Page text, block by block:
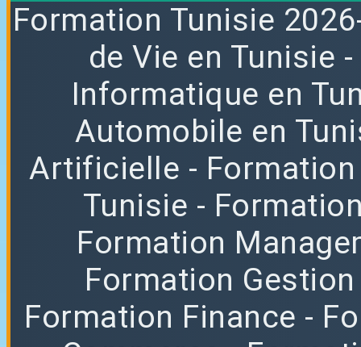
Formation Tunisie
de Vie en Tunisie -
Informatique en
Automobile en
Artificielle -
Tunisie -
Formation
Formation Gestion
Formation Finance -